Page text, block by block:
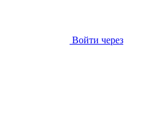
Войти через